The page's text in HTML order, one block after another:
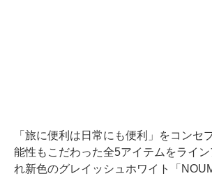
「旅に便利は日常にも便利」をコンセ
能性もこだわった全5アイテムをライ
れ新色のグレイッシュホワイト「